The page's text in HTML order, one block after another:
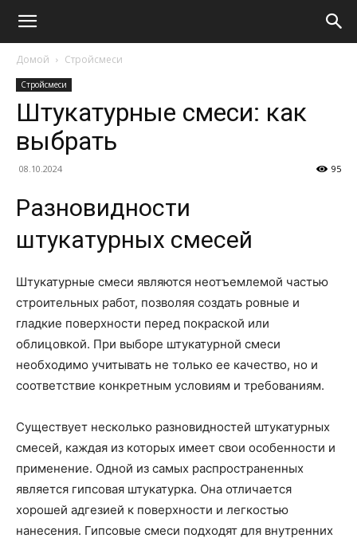
Домой Стройсмеси
Стройсмеси
Штукатурные смеси: как
выбрать
08.10.2024 95
Разновидности
штукатурных смесей
Штукатурные смеси являются неотъемлемой частью
строительных работ, позволяя создать ровные и
гладкие поверхности перед покраской или
облицовкой. При выборе штукатурной смеси
необходимо учитывать не только ее качество, но и
соответствие конкретным условиям и требованиям.
Существует несколько разновидностей штукатурных
смесей, каждая из которых имеет свои особенности и
применение. Одной из самых распространенных
является гипсовая штукатурка. Она отличается
хорошей адгезией к поверхности и легкостью
нанесения. Гипсовые смеси подходят для внутренних